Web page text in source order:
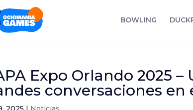
BOWLING
Expo Orlando 2025
conversaciones en